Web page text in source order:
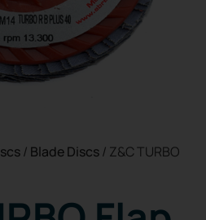
/ Blade Discs/ Z&C TURBO